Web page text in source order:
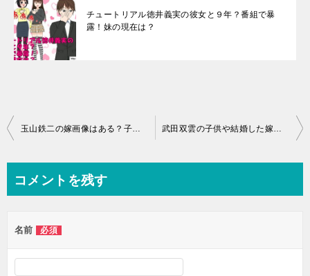
チュートリアル徳井義実の彼女と９年？番組で暴
露！妹の現在は？
投
ビ
ー
シ
玉山鉄二の嫁画像はある？子供が似てるの？身長が高い！マッサンでは 武田双雲の子供や結婚した嫁とは？年収とは一体いくらぐらい？
コメントを残す
名前 必須